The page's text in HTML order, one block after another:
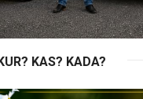
KAS? KADA?